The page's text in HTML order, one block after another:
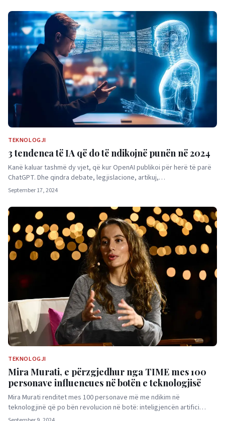
TEKNOLOGJI
3 tendenca të IA që do të ndikojnë punën në 2024
Kanë kaluar tashmë dy vjet, që kur OpenAI publikoi për herë të parë
ChatGPT. Dhe qindra debate, legjislacione, artikuj,…
September 17, 2024
TEKNOLOGJI
Mira Murati, e përzgjedhur nga TIME mes 100
personave influencues në botën e teknologjisë
Mira Murati renditet mes 100 personave më me ndikim në
teknologjinë që po bën revolucion në botë: inteligjencën artifici…